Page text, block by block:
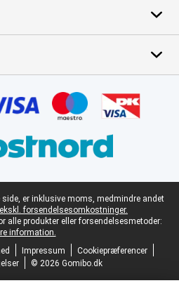
side, er inklusive moms, medmindre andet
forsendelsesomkostninger.
alle produkter eller forsendelsesmetoder:
information.
Impressum
Cookiepræferencer
© 2026 Gomibo.dk